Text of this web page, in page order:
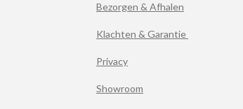
Bezorgen & Afhalen
Klachten & Garantie
Privacy
Showroom